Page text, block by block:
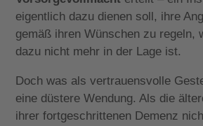
eigentlich dazu dienen soll, ihre
gemäß ihren Wünschen zu regeln,
dazu nicht mehr in der Lage ist.
Doch was als vertrauensvolle
eine düstere Wendung. Als die
ihrer fortgeschrittenen Demenz